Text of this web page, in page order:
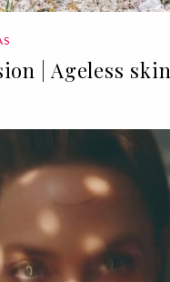
| Ageless skin